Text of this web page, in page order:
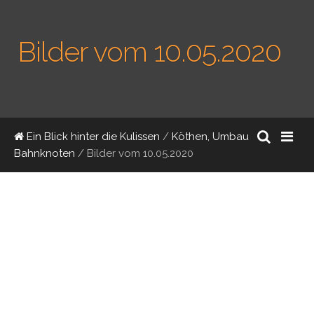
Bilder vom 10.05.2020
Ein Blick hinter die Kulissen / Köthen, Umbau
Bahnknoten / Bilder vom 10.05.2020